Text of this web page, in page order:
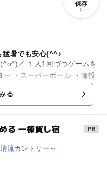
保存
0
猛暑でも安心(^^♪
ゲームを
・スーパーボール ・輪投
る
る 一棟貸し宿